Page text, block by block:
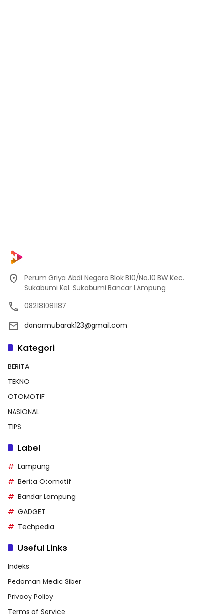
Perum Griya Abdi Negara Blok B10/No.10 BW Kec.
Sukabumi Kel. Sukabumi Bandar LAmpung
082181081187
danarmubarak123@gmail.com
Kategori
BERITA
TEKNO
OTOMOTIF
NASIONAL
TIPS
Label
Lampung
Berita Otomotif
Bandar Lampung
GADGET
Techpedia
Useful Links
Indeks
Pedoman Media Siber
Privacy Policy
Terms of Service